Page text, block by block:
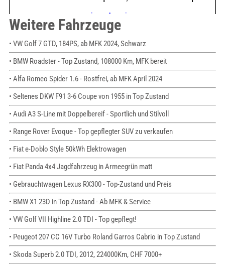
Weitere Fahrzeuge
• VW Golf 7 GTD, 184PS, ab MFK 2024, Schwarz
• BMW Roadster - Top Zustand, 108000 Km, MFK bereit
• Alfa Romeo Spider 1.6 - Rostfrei, ab MFK April 2024
• Seltenes DKW F91 3-6 Coupe von 1955 in Top Zustand
• Audi A3 S-Line mit Doppelbereif - Sportlich und Stilvoll
• Range Rover Evoque - Top gepflegter SUV zu verkaufen
• Fiat e-Doblo Style 50kWh Elektrowagen
• Fiat Panda 4x4 Jagdfahrzeug in Armeegrün matt
• Gebrauchtwagen Lexus RX300 - Top-Zustand und Preis
• BMW X1 23D in Top Zustand - Ab MFK & Service
• VW Golf VII Highline 2.0 TDI - Top gepflegt!
• Peugeot 207 CC 16V Turbo Roland Garros Cabrio in Top Zustand
• Skoda Superb 2.0 TDI, 2012, 224000Km, CHF 7000+